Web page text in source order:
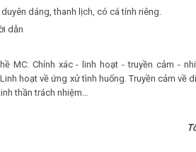
dáng, thanh lịch, có cá tính riêng.
dẫn
MC: Chính xác - linh hoạt - truyền cảm -
hoạt về ứng xử tình huống. Truyền cảm về
thần trách nhiệm…